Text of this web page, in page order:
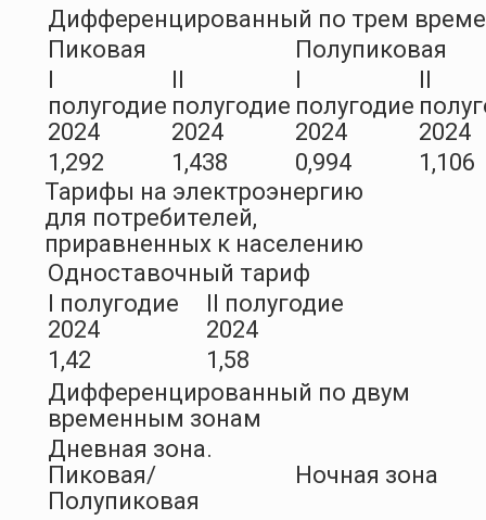
Дифференцированный по трем
Пиковая
Полупиковая
полугодие
2024
полугодие
2024
полугодие
2024
2024
1,292
1,438 0,994
1,106
Тарифы на электроэнергию
для потребителей,
приравненных к населению
Одноставочный тариф
I полугодие
2024
II полугодие
2024
1,42
1,58
Дифференцированный по двум
временным зонам
Дневная зона.
Пиковая/
Полупиковая
Ночная зона